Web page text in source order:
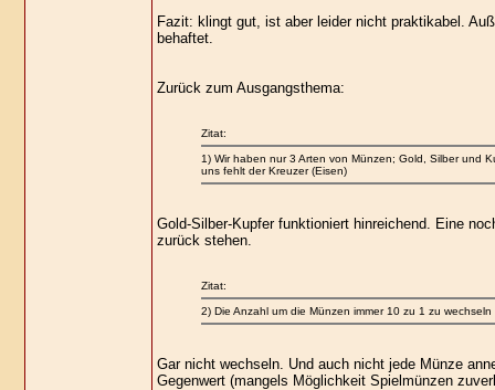
Fazit: klingt gut, ist aber leider nicht praktikabel.
behaftet.
Zurück zum Ausgangsthema:
Zitat:
1) Wir haben nur 3 Arten von Münzen; Gold, Silber und
uns fehlt der Kreuzer (Eisen)
Gold-Silber-Kupfer funktioniert hinreichend. Eine
zurück stehen.
Zitat:
2) Die Anzahl um die Münzen immer 10 zu 1 zu
Gar nicht wechseln. Und auch nicht jede Münze
Gegenwert (mangels Möglichkeit Spielmünzen